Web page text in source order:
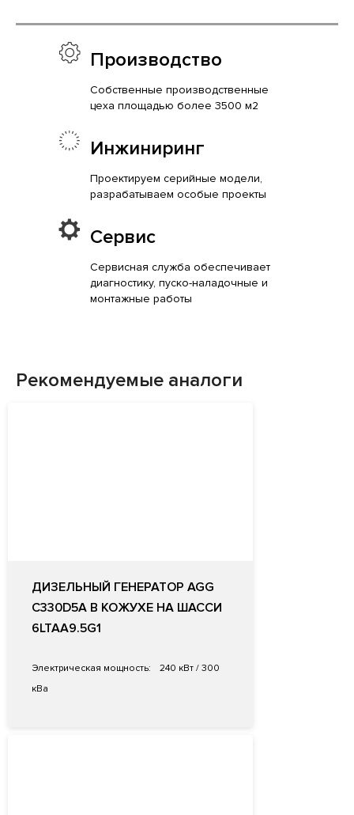
Производство
Собственные производственные
цеха площадью более 3500 м2
Инжиниринг
Проектируем серийные модели,
разрабатываем особые проекты
Сервис
Сервисная служба обеспечивает
диагностику, пуско-наладочные и
монтажные работы
Рекомендуемые аналоги
ДИЗЕЛЬНЫЙ ГЕНЕРАТОР AGG
C330D5A В КОЖУХЕ НА ШАССИ
6LTAA9.5G1
Электрическая мощность:
240 кВт / 300
кВа